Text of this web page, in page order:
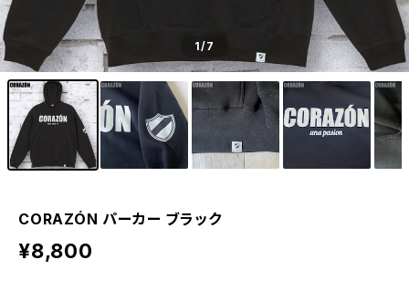
1/7
CORAZÓN パーカー ブラック
¥8,800